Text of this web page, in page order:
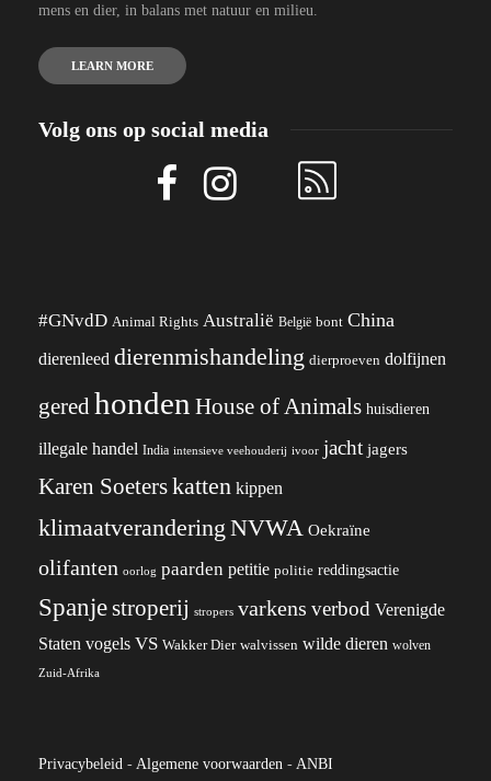
mens en dier, in balans met natuur en milieu.
LEARN MORE
Volg ons op social media
#GNvdD Animal Rights Australië België bont China
dierenleed dierenmishandeling dierproeven dolfijnen
gered honden House of Animals huisdieren
illegale handel India intensieve veehouderij ivoor jacht jagers
Karen Soeterskatten kippen
klimaatverandering NVWA Oekraïne
olifanten oorlog paarden petitie politie reddingsactie
Spanjestroperij stropers varkens verbod Verenigde
Staten vogels VS Wakker Dier walvissen wilde dieren wolven
Zuid-Afrika
Privacybeleid - Algemene voorwaarden - ANBI